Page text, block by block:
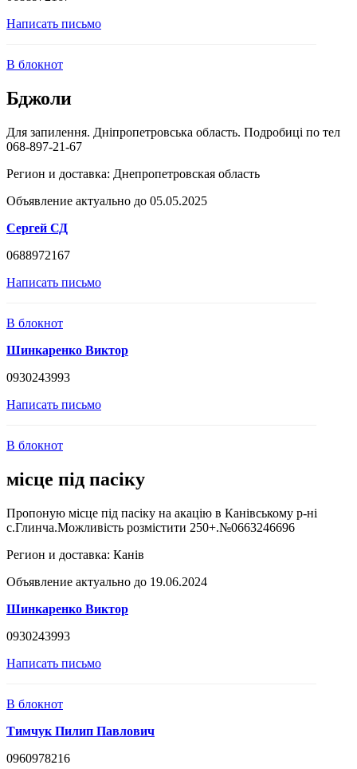
Написать письмо
В блокнот
Бджоли
Для запилення. Дніпропетровська область. Подробиці по тел
068-897-21-67
Регион и доставка: Днепропетровская область
Объявление актуально до 05.05.2025
Сергей СД
0688972167
Написать письмо
В блокнот
Шинкаренко Виктор
0930243993
Написать письмо
В блокнот
місце під пасіку
Пропоную місце під пасіку на акацію в Канівському р-ні
с.Глинча.Можливість розмістити 250+.№0663246696
Регион и доставка: Канів
Объявление актуально до 19.06.2024
Шинкаренко Виктор
0930243993
Написать письмо
В блокнот
Тимчук Пилип Павлович
0960978216